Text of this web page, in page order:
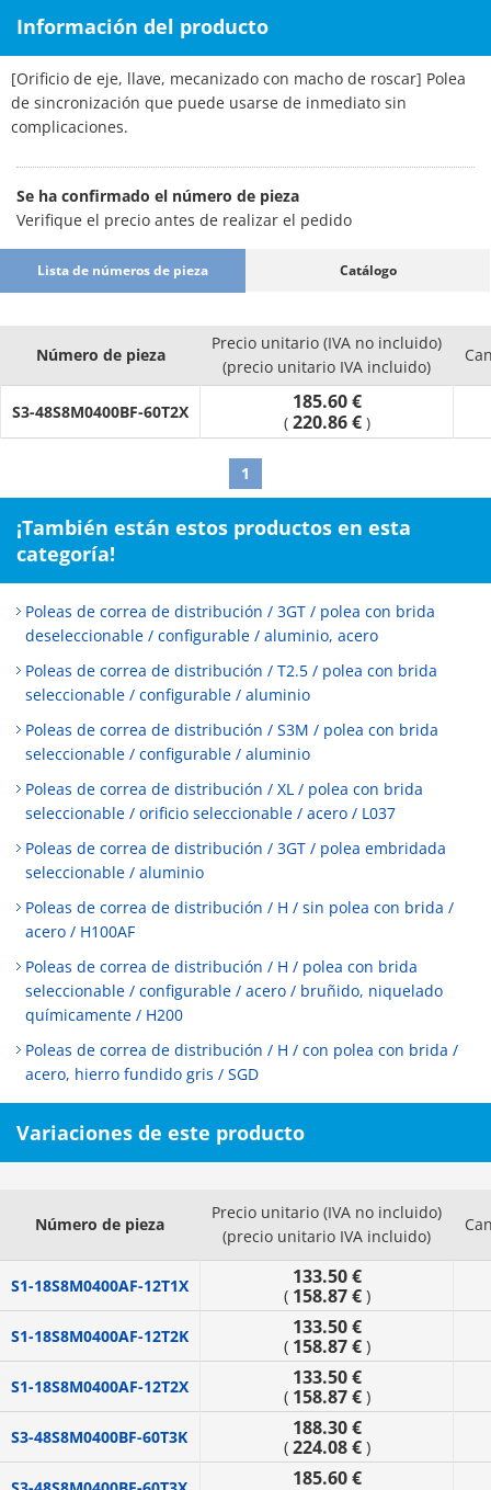
Información del producto
[Orificio de eje, llave, mecanizado con macho de roscar] Polea
de sincronización que puede usarse de inmediato sin
complicaciones.
Se ha confirmado el número de pieza
Verifique el precio antes de realizar el pedido
Lista de números de pieza Catálogo
Número de pieza
Precio unitario (IVA no incluido)
(precio unitario IVA incluido)
S3-48S8M0400BF-60T2X 185.60 €
( 220.86 € )
1
¡También están estos productos en esta
categoría!
Poleas de correa de distribución / 3GT / polea con brida
deseleccionable / configurable / aluminio, acero
Poleas de correa de distribución / T2.5 / polea con brida
seleccionable / configurable / aluminio
Poleas de correa de distribución / S3M / polea con brida
seleccionable / configurable / aluminio
Poleas de correa de distribución / XL / polea con brida
seleccionable / orificio seleccionable / acero / L037
Poleas de correa de distribución / 3GT / polea embridada
seleccionable / aluminio
Poleas de correa de distribución / H / sin polea con brida /
acero / H100AF
Poleas de correa de distribución / H / polea con brida
seleccionable / configurable / acero / bruñido, niquelado
químicamente / H200
Poleas de correa de distribución / H / con polea con brida /
acero, hierro fundido gris / SGD
Variaciones de este producto
Número de pieza
Precio unitario (IVA no incluido)
(precio unitario IVA incluido)
S1-18S8M0400AF-12T1X 133.50 €
( 158.87 €)
S1-18S8M0400AF-12T2K 133.50 €
( 158.87 €)
S1-18S8M0400AF-12T2X 133.50 €
( 158.87 €)
S3-48S8M0400BF-60T3K 188.30 €
( 224.08 €)
185.60 €